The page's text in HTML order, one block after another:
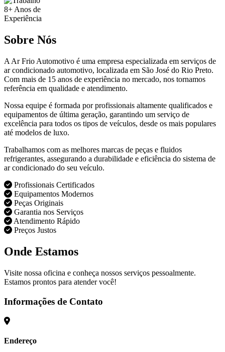
8+Anos de
Experiência
Sobre Nós
A Ar Frio Automotivo é uma empresa especializada em serviços de
ar condicionado automotivo, localizada em São José do Rio Preto.
Com mais de 15 anos de experiência no mercado, nos tornamos
referência em qualidade e atendimento.
Nossa equipe é formada por profissionais altamente qualificados e
equipamentos de última geração, garantindo um serviço de
excelência para todos os tipos de veículos, desde os mais populares
até modelos de luxo.
Trabalhamos com as melhores marcas de peças e fluidos
refrigerantes, assegurando a durabilidade e eficiência do sistema de
ar condicionado do seu veículo.
Profissionais Certificados
Equipamentos Modernos
Peças Originais
Garantia nos Serviços
Atendimento Rápido
Preços Justos
Onde Estamos
Visite nossa oficina e conheça nossos serviços pessoalmente.
Estamos prontos para atender você!
Informações de Contato
Endereço